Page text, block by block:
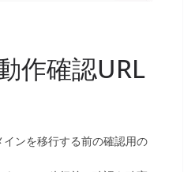
作確認URL
ンを移行する前の確認用の